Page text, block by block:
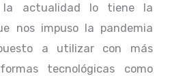
la actualidad lo tiene la
nos impuso la pandemia
a utilizar con más
tecnológicas como